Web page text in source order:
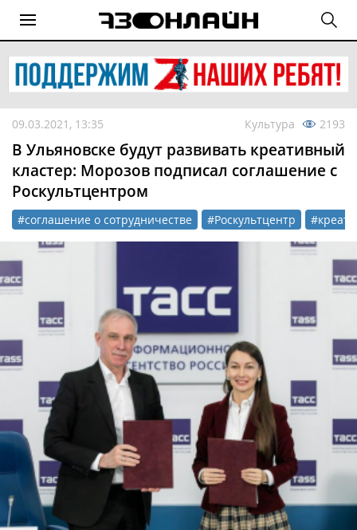
09.03.2021, 13:35 Культура 2193
В Ульяновске будут развивать креативный
кластер: Морозов подписал соглашение с
Роскультцентром
#соглашение о сотрудничестве #Роскультцентр